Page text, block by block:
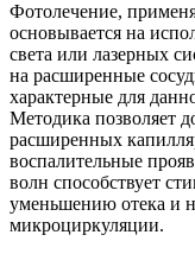
Фотолечение,
основывается на
света или лазерных
на расширенные
характерные для
Методика позволяет
расширенных
воспалительные
волн способствует
уменьшению отека и
микроциркуляции.